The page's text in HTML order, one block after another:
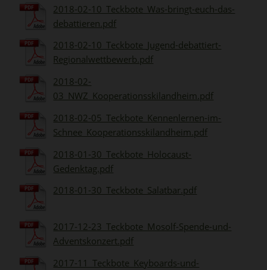
2018-02-10_Teckbote_Was-bringt-euch-das-
debattieren.pdf
2018-02-10_Teckbote_Jugend-debattiert-
Regionalwettbewerb.pdf
2018-02-
03_NWZ_Kooperationsskilandheim.pdf
2018-02-05_Teckbote_Kennenlernen-im-
Schnee_Kooperationsskilandheim.pdf
2018-01-30_Teckbote_Holocaust-
Gedenktag.pdf
2018-01-30_Teckbote_Salatbar.pdf
2017-12-23_Teckbote_Mosolf-Spende-und-
Adventskonzert.pdf
2017-11_Teckbote_Keyboards-und-